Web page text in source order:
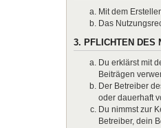
Mit dem
Das
3. PFLICHTEN DES
Du erklärst mit
Beiträgen
Der Betreiber
oder dauerhaft
Du nimmst zur
Betreiber, dein